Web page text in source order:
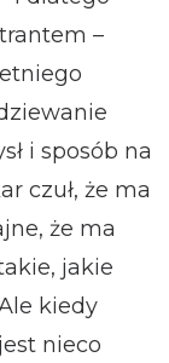
–
i sposób na
czuł, że ma
że ma
jakie
kiedy
nieco